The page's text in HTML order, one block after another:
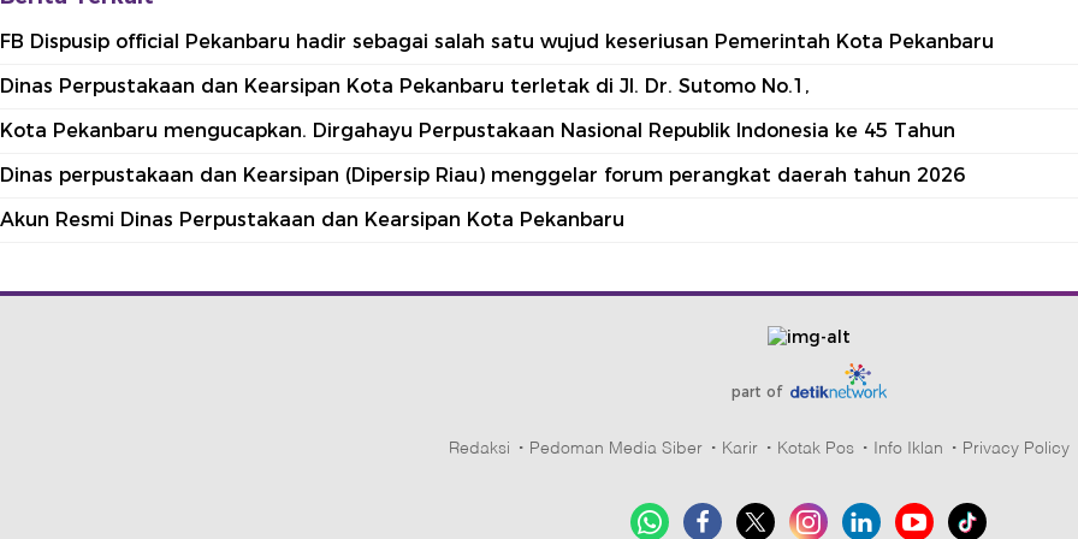
FB Dispusip official Pekanbaru hadir sebagai salah satu wujud keseriusan Pemerintah Kota Pekanbaru
Dinas Perpustakaan dan Kearsipan Kota Pekanbaru terletak di Jl. Dr. Sutomo No.1,
Kota Pekanbaru mengucapkan. Dirgahayu Perpustakaan Nasional Republik Indonesia ke 45 Tahun
Dinas perpustakaan dan Kearsipan (Dipersip Riau) menggelar forum perangkat daerah tahun 2026
Akun Resmi Dinas Perpustakaan dan Kearsipan Kota Pekanbaru
part of
Redaksi Pedoman Media Siber Karir Kotak Pos Info Iklan Privacy Policy